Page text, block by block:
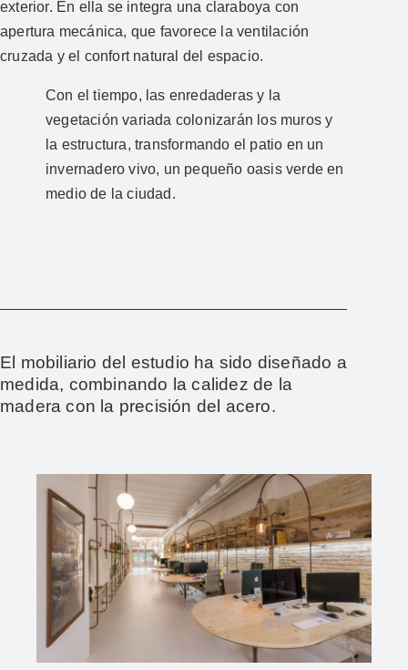
exterior. En ella se integra una claraboya con
apertura mecánica, que favorece la ventilación
cruzada y el confort natural del espacio.
Con el tiempo, las enredaderas y la
vegetación variada colonizarán los muros y
la estructura, transformando el patio en un
invernadero vivo, un pequeño oasis verde en
medio de la ciudad.
El mobiliario del estudio ha sido diseñado a
medida, combinando la calidez de la
madera con la precisión del acero.